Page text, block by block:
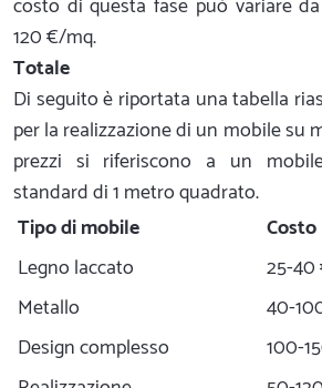
120 €/mq.
Totale
Di seguito è riportata una tabella
per la realizzazione di un mobile su
prezzi si riferiscono a un
standard di 1 metro quadrato.
Tipo di mobile
Costo
Legno laccato
25-
Metallo
40-
Design complesso
100-